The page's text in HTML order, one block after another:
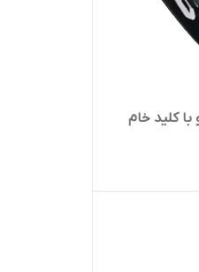
کلید خام